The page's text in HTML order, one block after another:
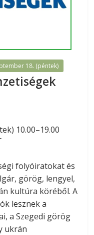
18. (péntek)
10.00–19.00
folyóiratokat és
görög, lengyel,
kultúra köréből. A
lesznek a
a Szegedi görög
ukrán